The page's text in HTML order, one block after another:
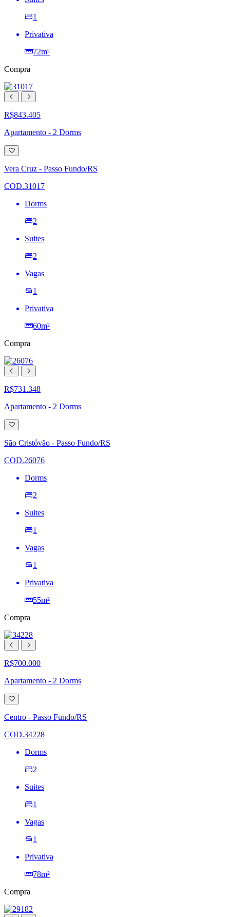
1
Privativa
72m²
Compra
R$843.405
Apartamento - 2 Dorms
Adicionar
à
lista
de
Vera Cruz - Passo Fundo/RS
COD.31017
Dorms
2
Suites
2
Vagas
1
Privativa
60m²
Compra
R$731.348
Apartamento - 2 Dorms
Adicionar
à
lista
de
São Cristóvão - Passo Fundo/RS
COD.26076
Dorms
2
Suites
1
Vagas
1
Privativa
55m²
Compra
R$700.000
Apartamento - 2 Dorms
Adicionar
à
lista
de
Centro - Passo Fundo/RS
COD.34228
Dorms
2
Suites
1
Vagas
1
Privativa
78m²
Compra